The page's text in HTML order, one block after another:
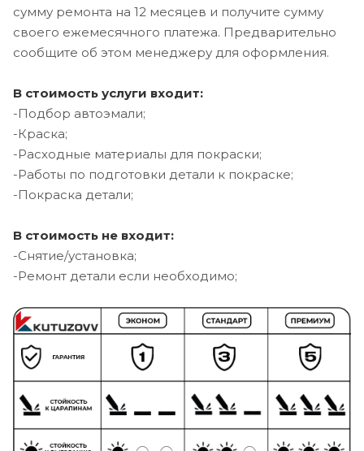
сумму ремонта на 12 месяцев и получите сумму
своего ежемесячного платежа. Предварительно
сообщите об этом менеджеру для оформления.
В стоимость услуги входит:
-Подбор автоэмали;
-Краска;
-Расходные материалы для покраски;
-Работы по подготовки детали к покраске;
-Покраска детали;
В стоимость не входит:
-Снятие/установка;
-Ремонт детали если необходимо;